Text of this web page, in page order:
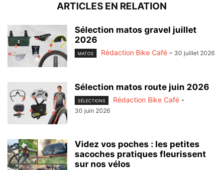
ARTICLES EN RELATION
Sélection matos gravel juillet
2026
MATOS Rédaction Bike Café - 30 juillet 2026
Sélection matos route juin 2026
SÉLECTIONS Rédaction Bike Café -
30 juin 2026
Videz vos poches : les petites
sacoches pratiques fleurissent
sur nos vélos